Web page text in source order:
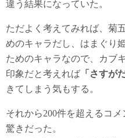
違う結果になっていた。
ただよく考えてみれば、菊
めのキャラだし、はまぐり
ためのキャラなので、カブ
印象だと考えれば 「さすが
きてしまう気もする。
それから200件を超えるコ
驚きだった。